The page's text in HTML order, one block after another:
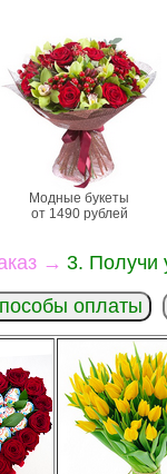
Модные букеты
от 1490 рублей
→ 3. Получи
оплаты